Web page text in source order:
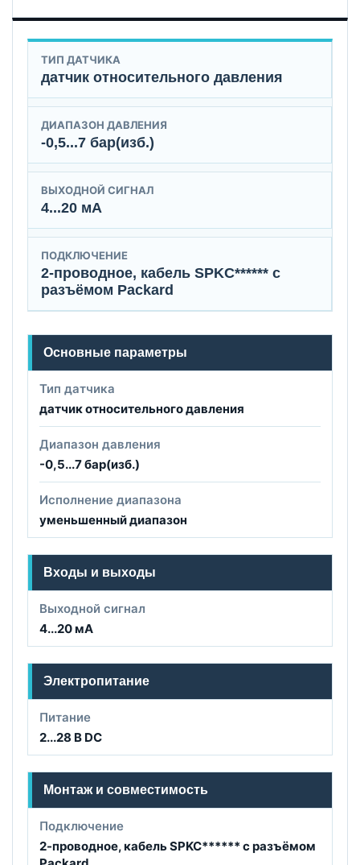
ТИП ДАТЧИКА
датчик относительного давления
ДИАПАЗОН ДАВЛЕНИЯ
-0,5...7 бар(изб.)
ВЫХОДНОЙ СИГНАЛ
4...20 мА
ПОДКЛЮЧЕНИЕ
2-проводное, кабель SPKC****** с
разъёмом Packard
Основные параметры
Тип датчика
датчик относительного давления
Диапазон давления
-0,5...7 бар(изб.)
Исполнение диапазона
уменьшенный диапазон
Входы и выходы
Выходной сигнал
4...20 мА
Электропитание
Питание
2...28 В DC
Монтаж и совместимость
Подключение
2-проводное, кабель SPKC****** с разъёмом